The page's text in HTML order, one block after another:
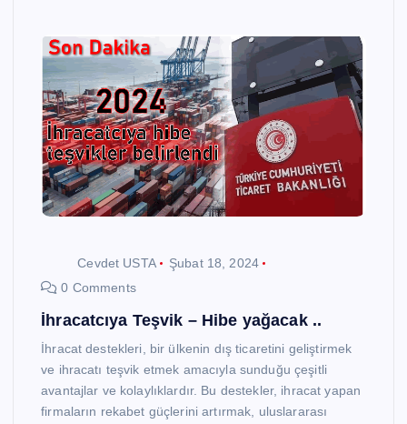
Cevdet USTA
Şubat 18, 2024
0 Comments
İhracatcıya Teşvik – Hibe yağacak ..
İhracat destekleri, bir ülkenin dış ticaretini geliştirmek
ve ihracatı teşvik etmek amacıyla sunduğu çeşitli
avantajlar ve kolaylıklardır. Bu destekler, ihracat yapan
firmaların rekabet güçlerini artırmak, uluslararası